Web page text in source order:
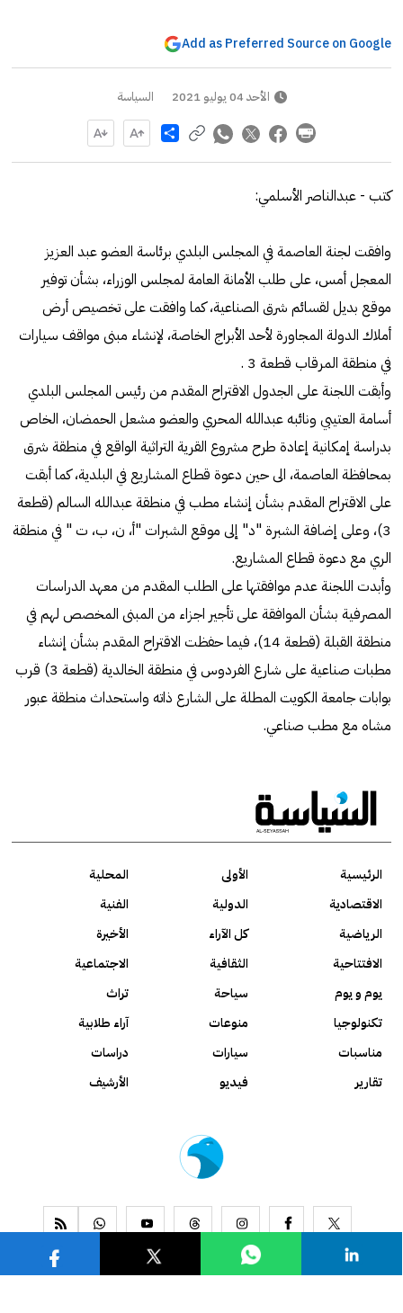
Add as Preferred Source on Google
الأحد 04 يوليو 2021 السياسة
Share
كتب - عبدالناصر الأسلمي:
وافقت لجنة العاصمة في المجلس البلدي برئاسة العضو عبد العزيز
المعجل أمس، على طلب الأمانة العامة لمجلس الوزراء، بشأن توفير
موقع بديل لقسائم شرق الصناعية، كما وافقت على تخصيص أرض
أملاك الدولة المجاورة لأحد الأبراج الخاصة، لإنشاء مبنى مواقف سيارات
في منطقة المرقاب قطعة 3 .
وأبقت اللجنة على الجدول الاقتراح المقدم من رئيس المجلس البلدي
أسامة العتيبي ونائبه عبدالله المحري والعضو مشعل الحمضان، الخاص
بدراسة إمكانية إعادة طرح مشروع القرية التراثية الواقع في منطقة شرق
بمحافظة العاصمة، الى حين دعوة قطاع المشاريع في البلدية، كما أبقت
على الاقتراح المقدم بشأن إنشاء مطب في منطقة عبدالله السالم (قطعة
3)، وعلى إضافة الشبرة "د" إلى موقع الشبرات "أ، ن، ب، ت " في منطقة
الري مع دعوة قطاع المشاريع.
وأبدت اللجنة عدم موافقتها على الطلب المقدم من معهد الدراسات
المصرفية بشأن الموافقة على تأجير اجزاء من المبنى المخصص لهم في
منطقة القبلة (قطعة 14)، فيما حفظت الاقتراح المقدم بشأن إنشاء
مطبات صناعية على شارع الفردوس في منطقة الخالدية (قطعة 3) قرب
بوابات جامعة الكويت المطلة على الشارع ذاته واستحداث منطقة عبور
مشاه مع مطب صناعي.
الرئيسية الأولى
المحلية
الاقتصادية
الدولية
الفنية
الرياضية
كل الآراء
الأخيرة
الافتتاحية
الثقافية
الاجتماعية
يوم و يوم
سياحة
تراث
تكنولوجيا
منوعات
آراء طلابية
مناسبات
سيارات
دراسات
تقارير
فيديو الأرشيف